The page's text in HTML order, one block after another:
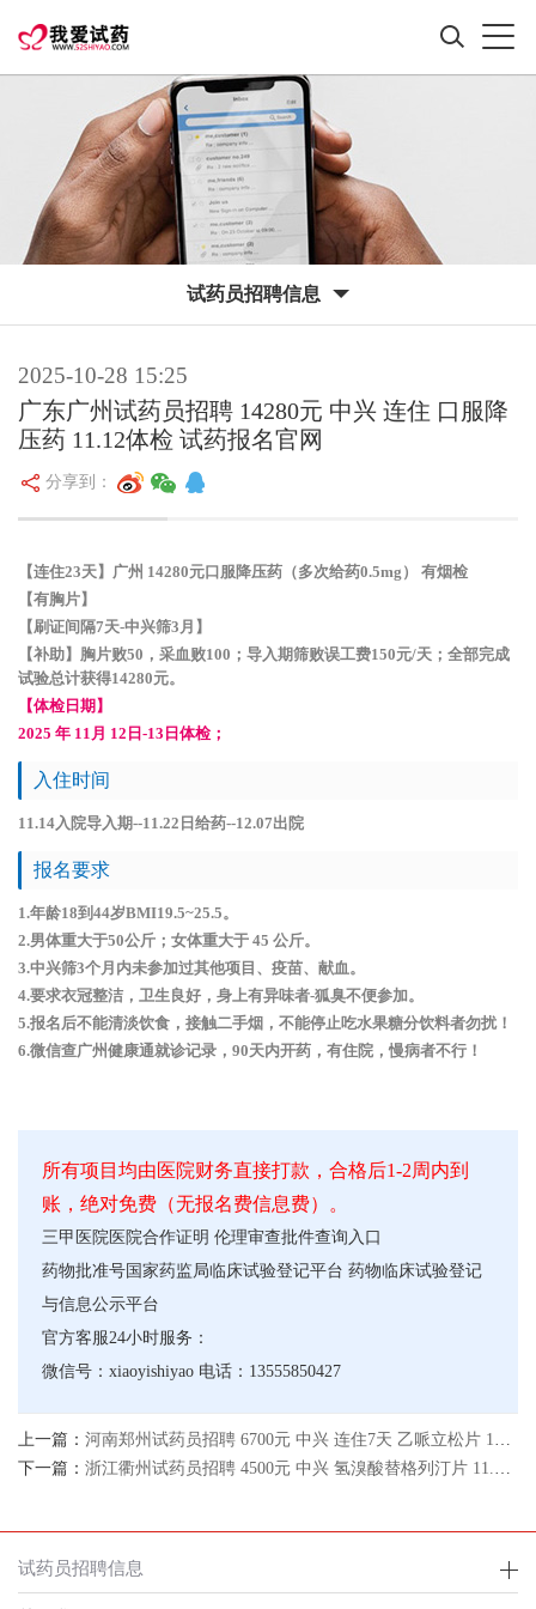
试药员招聘信息
2025-10-28 15:25
广东广州试药员招聘 14280元 中兴 连住 口服降
压药 11.12体检 试药报名官网
分享到：
【连住23天】广州 14280元口服降压药（多次给药0.5mg） 有烟检
【有胸片】
【刷证间隔7天-中兴筛3月】
【补助】胸片败50，采血败100；导入期筛败误工费150元/天；全部完成
试验总计获得14280元。
【体检日期】
2025 年 11月 12日-13日体检；
入住时间
11.14入院导入期--11.22日给药--12.07出院
报名要求
1.年龄18到44岁BMI19.5~25.5。
2.男体重大于50公斤；女体重大于 45 公斤。
3.中兴筛3个月内未参加过其他项目、疫苗、献血。
4.要求衣冠整洁，卫生良好，身上有异味者-狐臭不便参加。
5.报名后不能清淡饮食，接触二手烟，不能停止吃水果糖分饮料者勿扰！
6.微信查广州健康通就诊记录，90天内开药，有住院，慢病者不行！
所有项目均由医院财务直接打款，合格后1-2周内到
账，绝对免费（无报名费信息费）。
三甲医院医院合作证明 伦理审查批件查询入口
药物批准号 国家药监局临床试验登记平台 药物临床试验登记
与信息公示平台
官方客服24小时服务：
微信号：xiaoyishiyao 电话：13555850427
上一篇： 河南郑州试药员招聘 6700元 中兴 连住7天 乙哌立松片 10.31体检 试药报名官网
下一篇： 浙江衢州试药员招聘 4500元 中兴 氢溴酸替格列汀片 11.3体检 试药报名官网
试药员招聘信息